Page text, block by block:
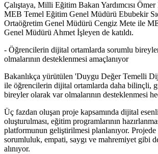
Çalıştaya, Milli Eğitim Bakan Yardımcısı
MEB Temel Eğitim Genel Müdürü Ebubekir
Ortaöğretim Genel Müdürü Cengiz Mete ile
Genel Müdürü Ahmet İşleyen de katıldı.
- Öğrencilerin dijital ortamlarda sorumlu
olmalarının desteklenmesi amaçlanıyor
Bakanlıkça yürütülen 'Duygu Değer Temelli
ile öğrencilerin dijital ortamlarda daha bilinçli,
bireyler olarak var olmalarının desteklenmesi
Üç fazdan oluşan proje kapsamında dijital
oluşturulması, eğitim programlarının
platformunun geliştirilmesi planlanıyor. Projede
sorumluluk, empati, saygı ve mahremiyet gibi
alınıyor.